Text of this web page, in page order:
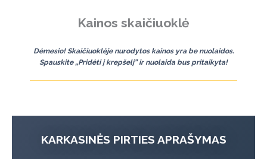
Kainos skaičiuoklė
Dėmesio! Skaičiuoklėje nurodytos kainos yra be nuolaidos.
Spauskite „Pridėti į krepšelį” ir nuolaida bus pritaikyta!
KARKASINĖS PIRTIES APRAŠYMAS